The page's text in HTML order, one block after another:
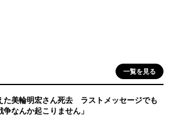
一覧を見る
た美輪明宏さん死去 ラストメッセージでも
なんか起こりません」